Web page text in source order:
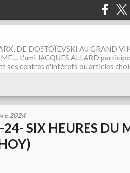
DE DOSTOÏEVSKI AU GRAND
L'ami JACQUES ALLARD
ses centres d'intérets ou articles
2024
SIX HEURES DU